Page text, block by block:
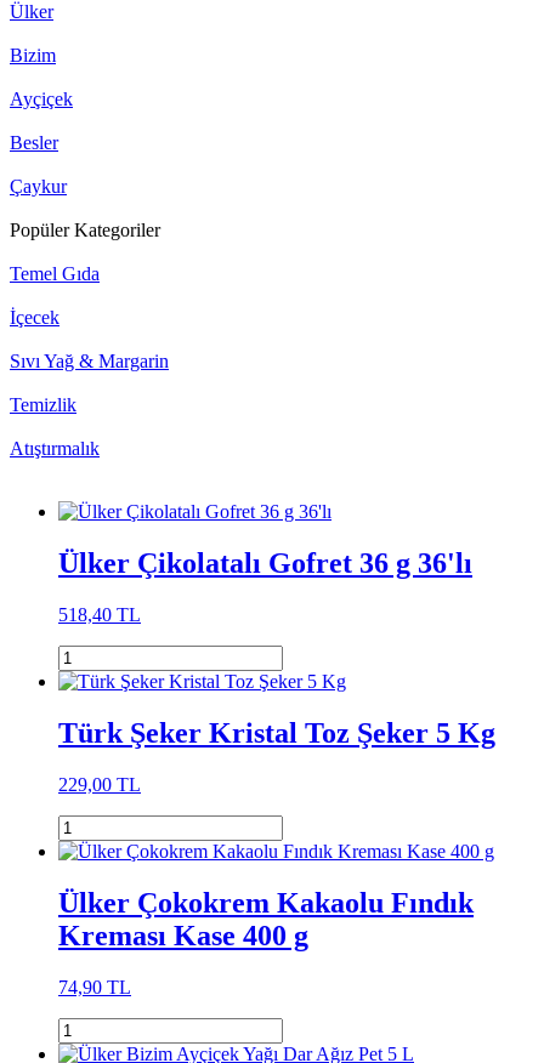
Ülker
Bizim
Ayçiçek
Besler
Çaykur
Popüler Kategoriler
Temel Gıda
İçecek
Sıvı Yağ & Margarin
Temizlik
Atıştırmalık
Ülker Çikolatalı Gofret 36 g 36'lı
518,40 TL
Türk Şeker Kristal Toz Şeker 5 Kg
229,00 TL
Ülker Çokokrem Kakaolu Fındık
Kreması Kase 400 g
74,90 TL